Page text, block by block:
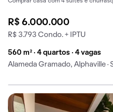
Comprar casa com 4 suítes e
R$ 6.000.000
R$ 3.793 Condo. + IPTU
560 m² · 4 quartos · 4 vagas
Alameda Gramado, Alphaville ·